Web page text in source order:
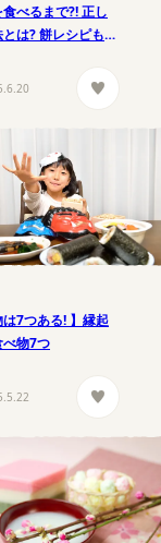
べるまで?! 正し
は? 餅レシピもご
は7つある! 】縁起
物7つ